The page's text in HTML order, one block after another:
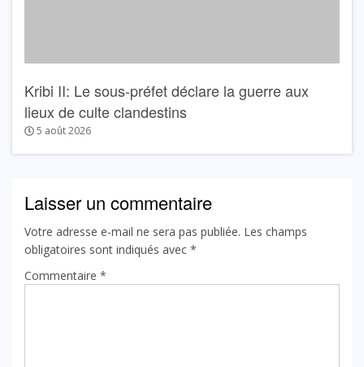
Kribi II: Le sous-préfet déclare la guerre aux
lieux de culte clandestins
5 août 2026
Laisser un commentaire
Votre adresse e-mail ne sera pas publiée. Les champs
obligatoires sont indiqués avec *
Commentaire *